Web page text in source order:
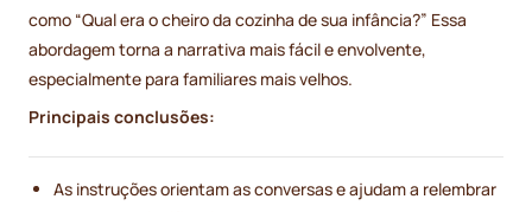
como “Qual era o cheiro da cozinha de sua infância?” Essa
abordagem torna a narrativa mais fácil e envolvente,
especialmente para familiares mais velhos.
Principais conclusões:
As instruções orientam as conversas e ajudam a relembrar